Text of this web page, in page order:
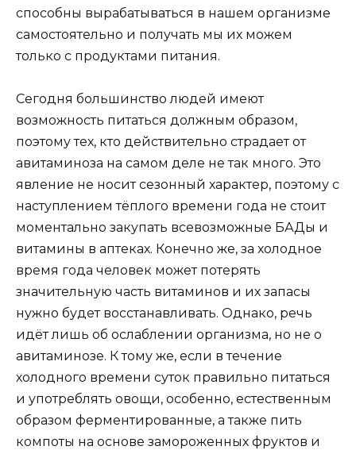
способны вырабатываться в нашем организме
самостоятельно и получать мы их можем
только с продуктами питания.
Сегодня большинство людей имеют
возможность питаться должным образом,
поэтому тех, кто действительно страдает от
авитаминоза на самом деле не так много. Это
явление не носит сезонный характер, поэтому с
наступлением тёплого времени года не стоит
моментально закупать всевозможные БАДы и
витамины в аптеках. Конечно же, за холодное
время года человек может потерять
значительную часть витаминов и их запасы
нужно будет восстанавливать. Однако, речь
идёт лишь об ослаблении организма, но не о
авитаминозе. К тому же, если в течение
холодного времени суток правильно питаться
и употреблять овощи, особенно, естественным
образом ферментированные, а также пить
компоты на основе замороженных фруктов и